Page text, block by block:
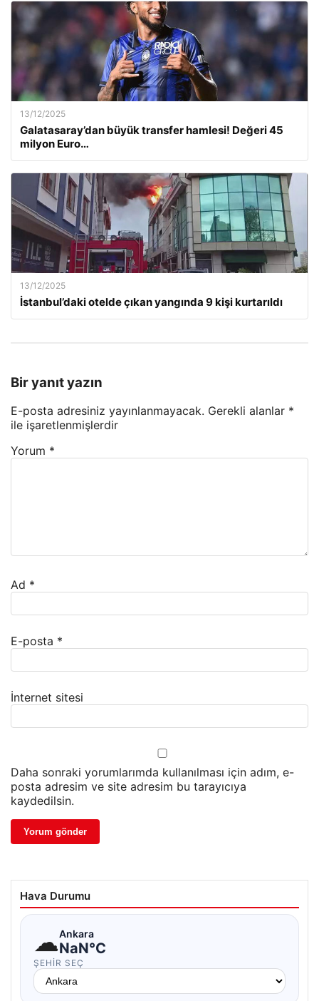
13/12/2025
Galatasaray’dan büyük transfer hamlesi! Değeri 45
milyon Euro…
13/12/2025
İstanbul’daki otelde çıkan yangında 9 kişi kurtarıldı
Bir yanıt yazın
E-posta adresiniz yayınlanmayacak. Gerekli alanlar *
ile işaretlenmişlerdir
Yorum *
Ad *
E-posta *
İnternet sitesi
Daha sonraki yorumlarımda kullanılması için adım, e-
posta adresim ve site adresim bu tarayıcıya
kaydedilsin.
Hava Durumu
☁Ankara
NaN°C
ŞEHIR SEÇ